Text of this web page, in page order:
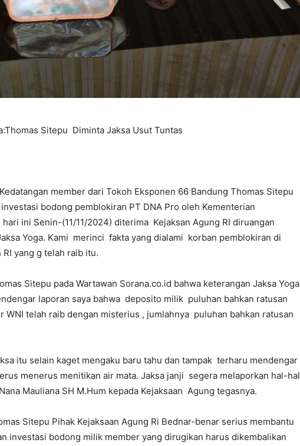
Sitepu Diminta Jaksa Usut Tuntas
member dari Tokoh Eksponen 66 Bandung Thomas Sitepu
bodong pemblokiran PT DNA Pro oleh Kementerian
ini Senin-(11/11/2024) diterima Kejaksan Agung RI diruangan
Yoga. Kami merinci fakta yang dialami korban pemblokiran di
yang g telah raib itu.
Sitepu pada Wartawan Sorana.co.id bahwa keterangan Jaksa Yoga
laporan saya bahwa deposito milik puluhan bahkan ratusan
WNI telah raib dengan misterius , jumlahnya puluhan bahkan ratusan
itu selain kaget mengaku baru tahu dan tampak terharu mendengar
menerus menitikan air mata. Jaksa janji segera melaporkan hal-hal
Mauliana SH M.Hum kepada Kejaksaan Agung tegasnya.
Sitepu Pihak Kejaksaan Agung Ri Bednar-benar serius membantu
investasi bodong milik member yang dirugikan harus dikembalikan